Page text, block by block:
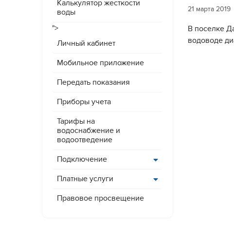
Калькулятор жесткости
воды
">
Личный кабинет
Мобильное приложение
Передать показания
Приборы учета
Тарифы на
водоснабжение и
водоотведение
Подключение
Платные услуги
Правовое просвещение
21 марта 2019
В поселке
водоводе